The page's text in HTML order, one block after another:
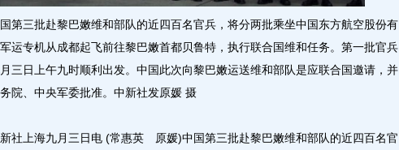
三批赴黎巴嫩维和部队的近四百名官兵，将分两批乘坐中国东方航空股份有
运专机从成都起飞前往黎巴嫩首都贝鲁特，执行联合国维和任务。第一批官兵
三日上午九时顺利出发。中国此次向黎巴嫩运送维和部队是应联合国邀请，并
院、中央军委批准。中新社发原媛 摄
上海九月三日电 (常惠英 原媛)中国第三批赴黎巴嫩维和部队的近四百名官